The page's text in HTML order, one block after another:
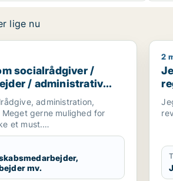
lige nu
/
socialrådgiver /
/ administrativ
administration,
gerne mulighed for
et must.
mv.
2